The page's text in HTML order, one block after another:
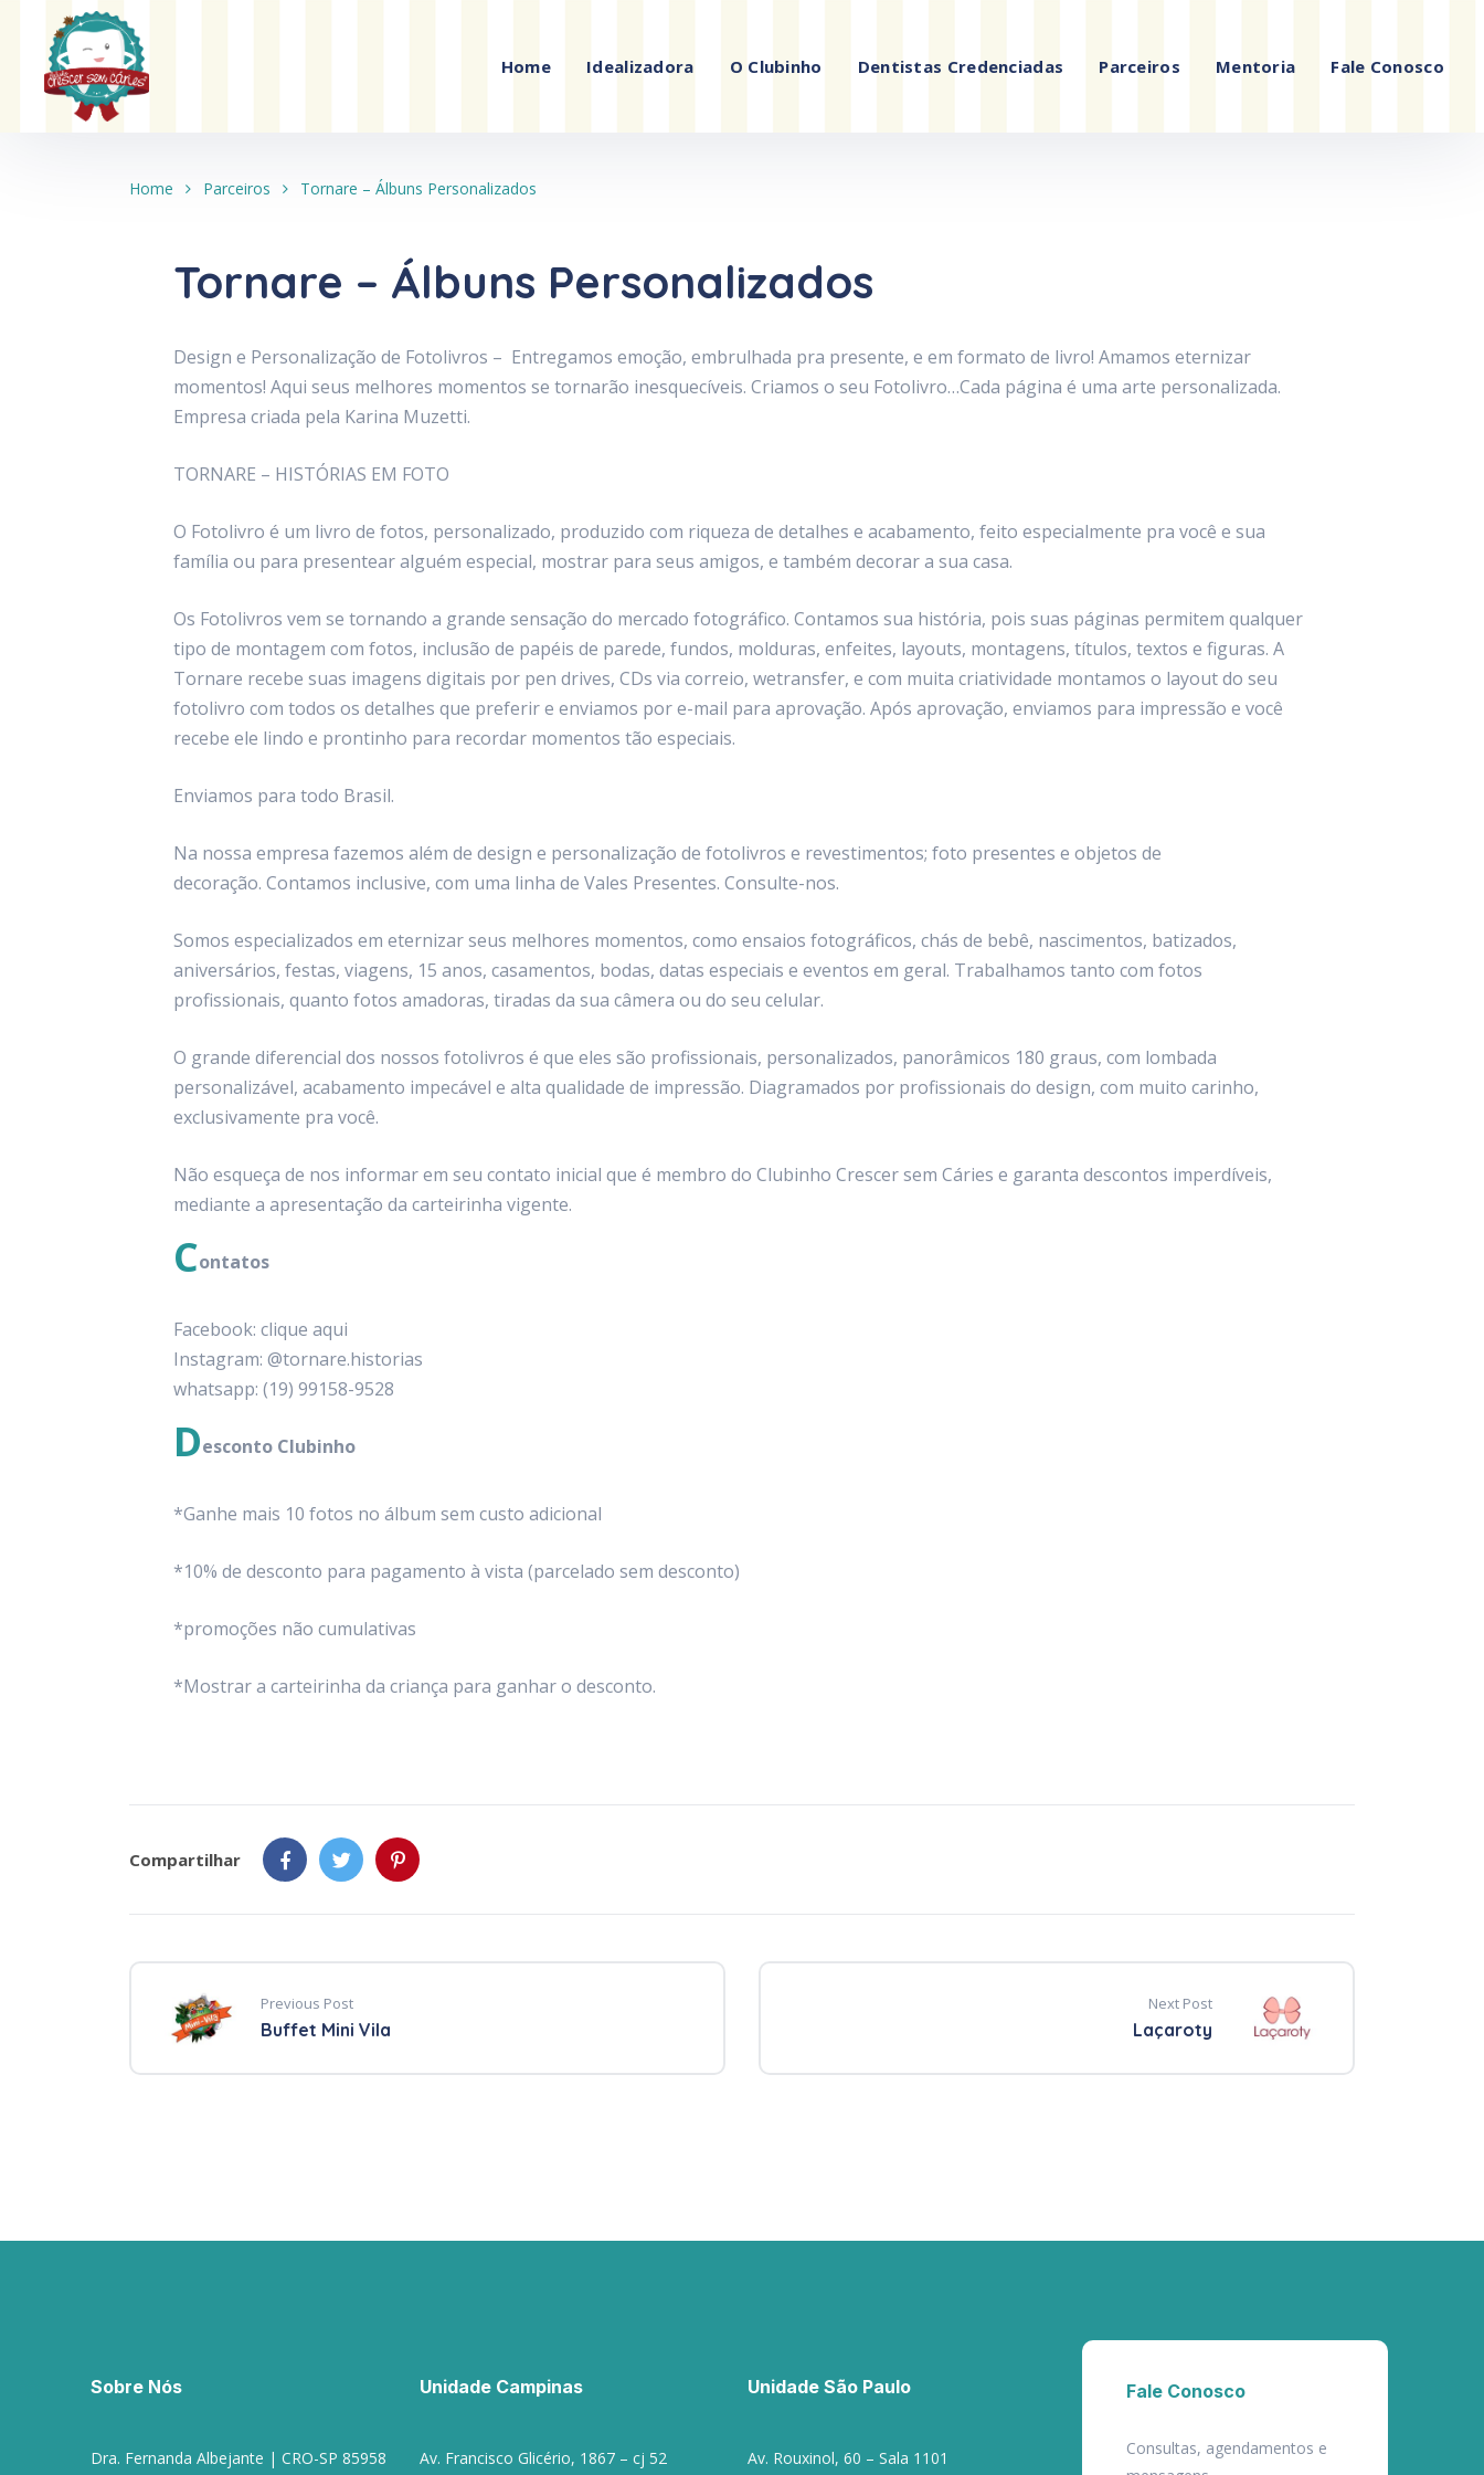
Home Idealizadora O Clubinho Dentistas Credenciadas Parceiros Mentoria Fale Conosco
Home Parceiros Tornare – Álbuns Personalizados
Tornare – Álbuns Personalizados
Design e Personalização de Fotolivros – Entregamos emoção, embrulhada pra presente, e em formato de livro! Amamos eternizar
momentos! Aqui seus melhores momentos se tornarão inesquecíveis. Criamos o seu Fotolivro…Cada página é uma arte personalizada.
Empresa criada pela Karina Muzetti.
TORNARE – HISTÓRIAS EM FOTO
O Fotolivro é um livro de fotos, personalizado, produzido com riqueza de detalhes e acabamento, feito especialmente pra você e sua
família ou para presentear alguém especial, mostrar para seus amigos, e também decorar a sua casa.
Os Fotolivros vem se tornando a grande sensação do mercado fotográfico. Contamos sua história, pois suas páginas permitem qualquer
tipo de montagem com fotos, inclusão de papéis de parede, fundos, molduras, enfeites, layouts, montagens, títulos, textos e figuras. A
Tornare recebe suas imagens digitais por pen drives, CDs via correio, wetransfer, e com muita criatividade montamos o layout do seu
fotolivro com todos os detalhes que preferir e enviamos por e-mail para aprovação. Após aprovação, enviamos para impressão e você
recebe ele lindo e prontinho para recordar momentos tão especiais.
Enviamos para todo Brasil.
Na nossa empresa fazemos além de design e personalização de fotolivros e revestimentos; foto presentes e objetos de
decoração. Contamos inclusive, com uma linha de Vales Presentes. Consulte-nos.
Somos especializados em eternizar seus melhores momentos, como ensaios fotográficos, chás de bebê, nascimentos, batizados,
aniversários, festas, viagens, 15 anos, casamentos, bodas, datas especiais e eventos em geral. Trabalhamos tanto com fotos
profissionais, quanto fotos amadoras, tiradas da sua câmera ou do seu celular.
O grande diferencial dos nossos fotolivros é que eles são profissionais, personalizados, panorâmicos 180 graus, com lombada
personalizável, acabamento impecável e alta qualidade de impressão. Diagramados por profissionais do design, com muito carinho,
exclusivamente pra você.
Não esqueça de nos informar em seu contato inicial que é membro do Clubinho Crescer sem Cáries e garanta descontos imperdíveis,
mediante a apresentação da carteirinha vigente.
Contatos
Facebook: clique aqui
Instagram: @tornare.historias
whatsapp: (19) 99158-9528
Desconto Clubinho
*Ganhe mais 10 fotos no álbum sem custo adicional
*10% de desconto para pagamento à vista (parcelado sem desconto)
*promoções não cumulativas
*Mostrar a carteirinha da criança para ganhar o desconto.
Compartilhar
Previous Post
Buffet Mini Vila
Next Post
Laçaroty
Sobre Nós
Dra. Fernanda Albejante | CRO-SP 85958
Unidade Campinas
Av. Francisco Glicério, 1867 – cj 52
Unidade São Paulo
Av. Rouxinol, 60 – Sala 1101
Fale Conosco
Consultas, agendamentos e